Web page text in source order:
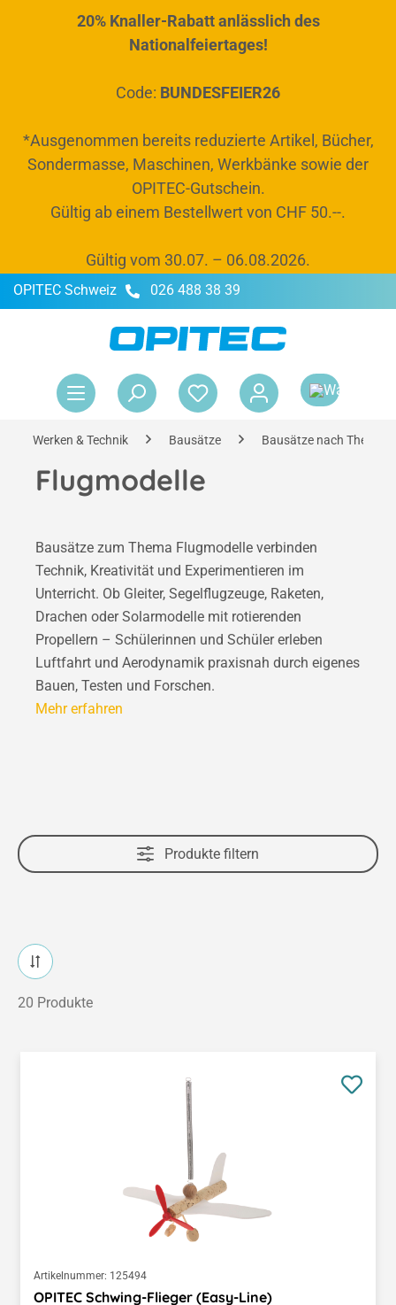
springen20% Knaller-Rabatt anlässlich des
Nationalfeiertages!
Code: BUNDESFEIER26
*Ausgenommen bereits reduzierte Artikel, Bücher,
Sondermasse, Maschinen, Werkbänke sowie der
OPITEC-Gutschein.
Gültig ab einem Bestellwert von CHF 50.--.
Gültig vom 30.07. – 06.08.2026.
OPITEC Schweiz 026 488 38 39
Werken & Technik Bausätze Bausätze nach Themen
Flugmodelle
Bausätze zum Thema Flugmodelle verbinden
Technik, Kreativität und Experimentieren im
Unterricht. Ob Gleiter, Segelflugzeuge, Raketen,
Drachen oder Solarmodelle mit rotierenden
Propellern – Schülerinnen und Schüler erleben
Luftfahrt und Aerodynamik praxisnah durch eigenes
Bauen, Testen und Forschen.
Mehr erfahren
Produkte filtern
20 Produkte
Artikelnummer: 125494
OPITEC Schwing-Flieger (Easy-Line)